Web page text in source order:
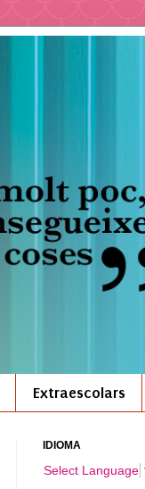
Extraescolars
IDIOMA
Select Language